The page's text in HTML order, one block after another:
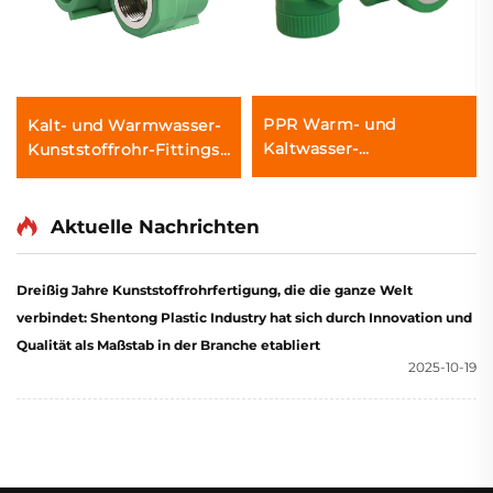
Kalt- und Warmwasser-
Kunststoffrohr-Fittings
PPR-Innengewinde-
PPR Warm- und
Kaltwasser-
Rohrverschraubungen
Aktuelle Nachrichten
Dreißig Jahre Kunststoffrohrfertigung, die die ganze Welt
verbindet: Shentong Plastic Industry hat sich durch Innovation und
Qualität als Maßstab in der Branche etabliert
2025-10-19